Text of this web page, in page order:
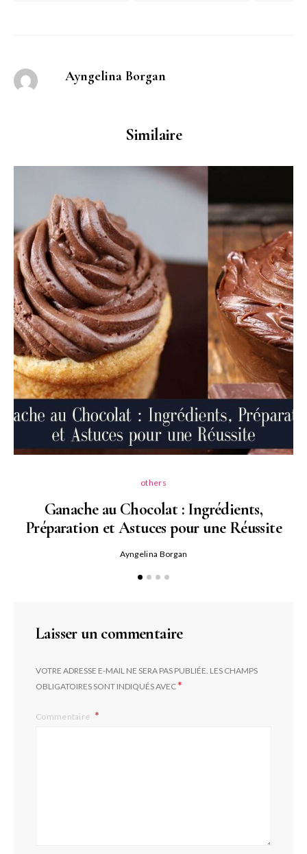
Ayngelina Borgan
Similaire
others
Ganache au Chocolat : Ingrédients,
Préparation et Astuces pour une Réussite
Ayngelina Borgan
Laisser un commentaire
VOTRE ADRESSE E-MAIL NE SERA PAS PUBLIÉE. LES CHAMPS
OBLIGATOIRES SONT INDIQUÉS AVEC*
Commentaire